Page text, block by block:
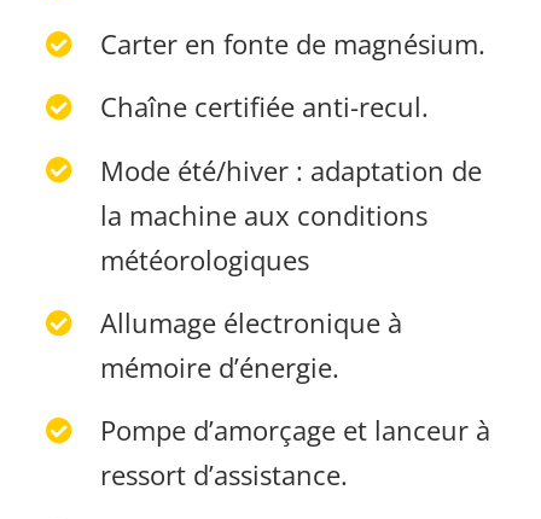
Carter en fonte de magnésium.
Chaîne certifiée anti-recul.
Mode été/hiver : adaptation de
la machine aux conditions
météorologiques
Allumage électronique à
mémoire d’énergie.
Pompe d’amorçage et lanceur à
ressort d’assistance.